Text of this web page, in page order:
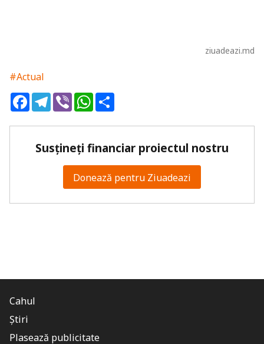
ziuadeazi.md
#Actual
FacebookTelegram
ViberWhatsApp
Susțineți financiar proiectul nostru
Donează pentru Ziuadeazi
Cahul
Știri
Plasează publicitate